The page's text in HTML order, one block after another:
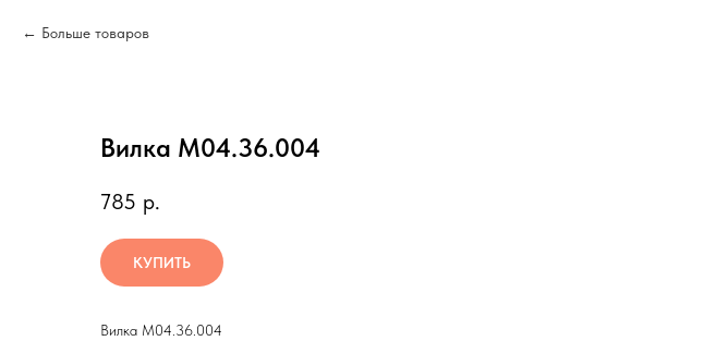
Больше товаров
Вилка М04.36.004
785 р.
КУПИТЬ
Вилка М04.36.004